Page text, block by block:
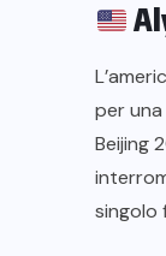
per
Beijing
singolo